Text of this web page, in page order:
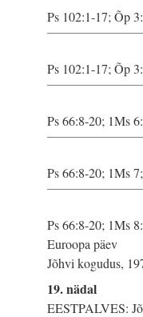
Ps 102:1-17; Õp
Ps 102:1-17; Õp
Ps 66:8-20; 1Ms
Ps 66:8-20; 1Ms
Ps 66:8-20; 1Ms
Euroopa päev
Jõhvi kogudus,
19. nädal
EESTPALVES: